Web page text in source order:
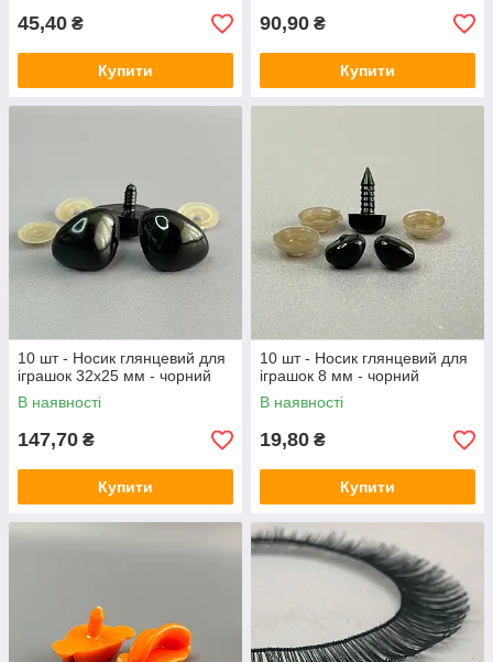
45,40 ₴
Купити
90,90 ₴
Купити
10 шт - Носик глянцевий для
іграшок 32х25 мм - чорний
В наявності
147,70 ₴
Купити
10 шт - Носик глянцевий для
іграшок 8 мм - чорний
В наявності
19,80 ₴
Купити